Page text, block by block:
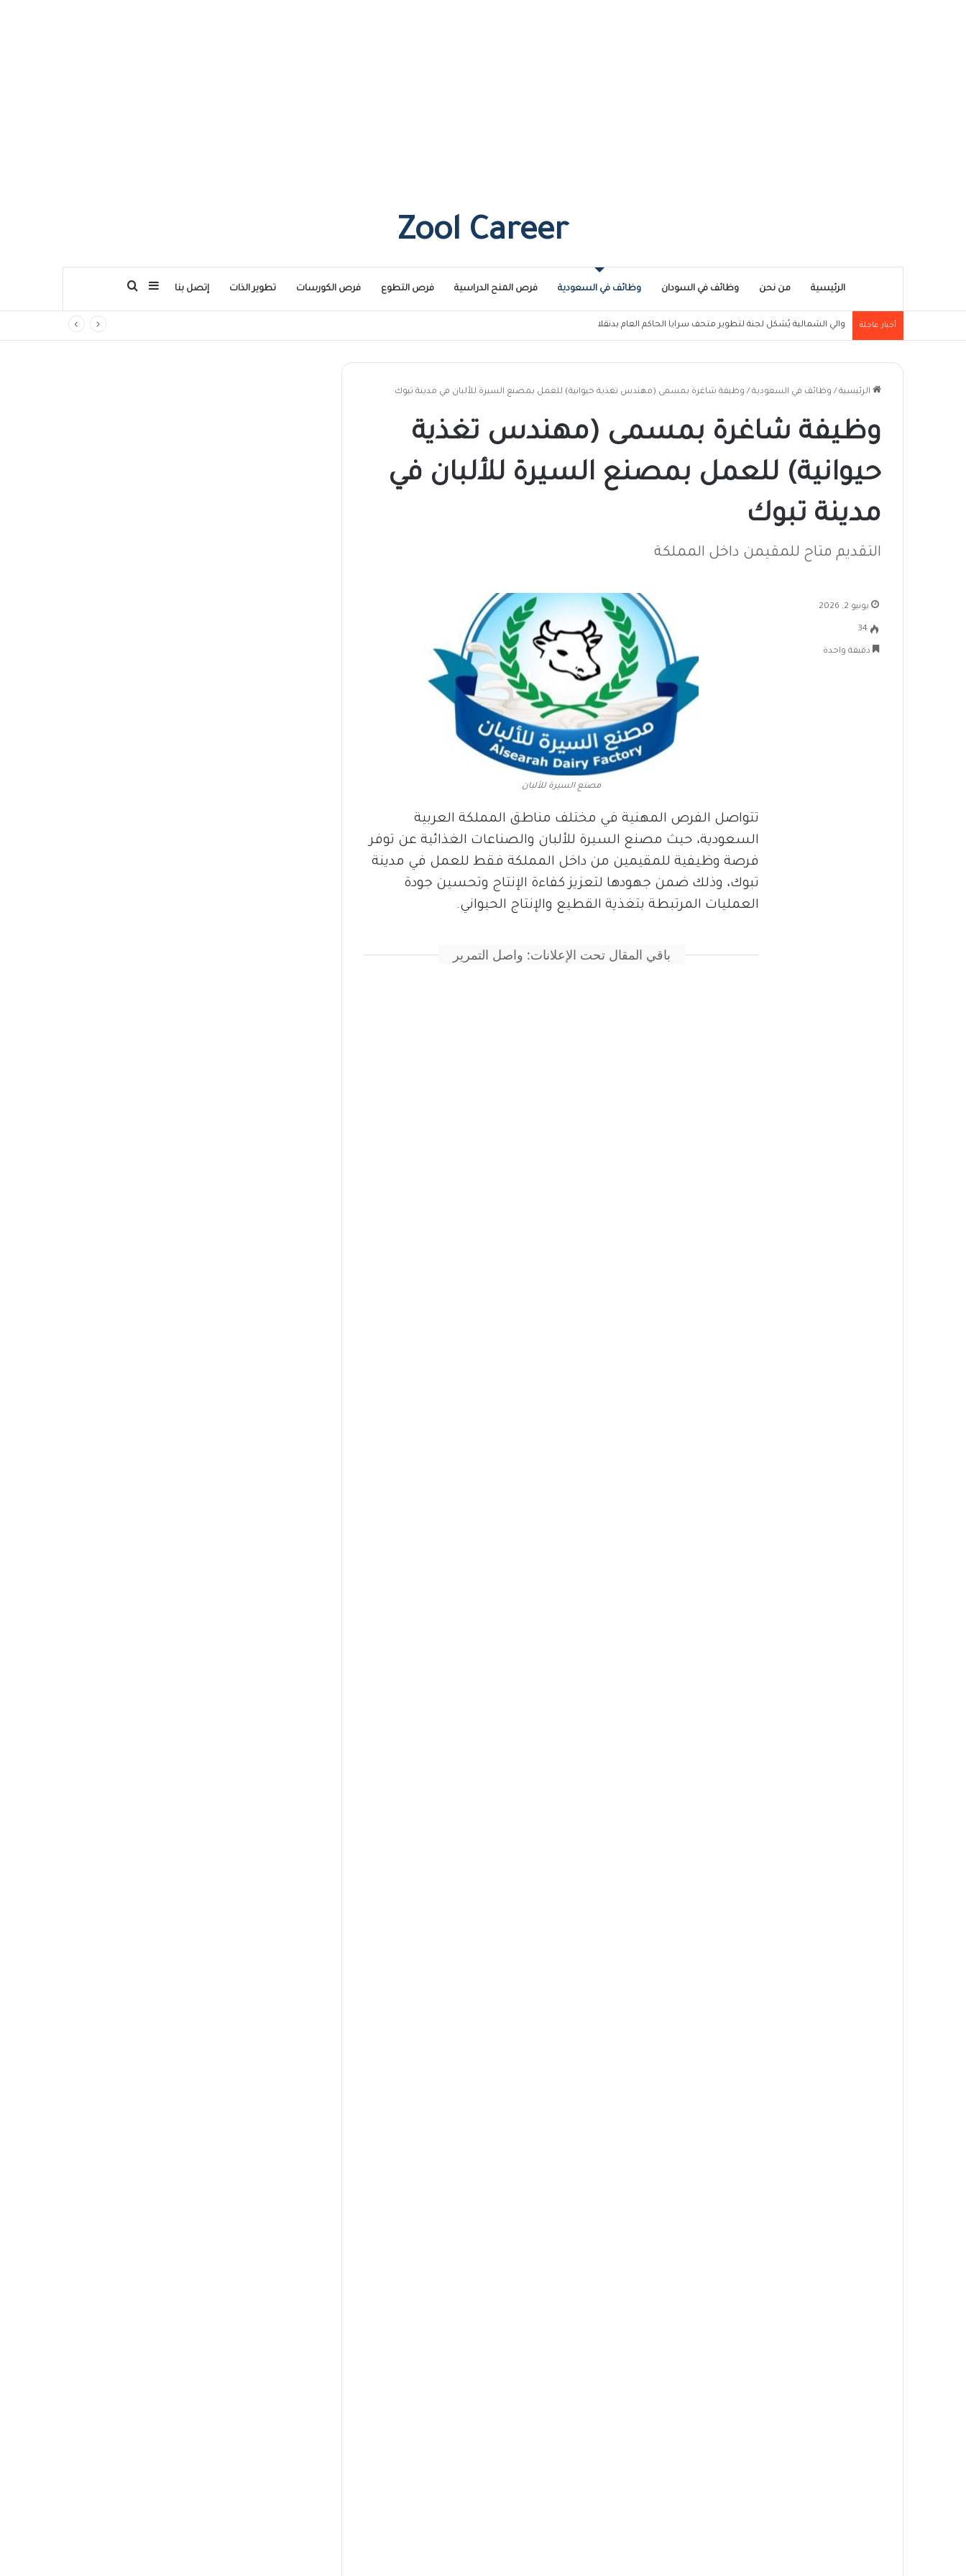
Zool Career
الرئيسية من نحن وظائف في السودان وظائف في السعودية فرص المنح الدراسية فرص التطوع فرص الكورسات تطوير الذات إتصل بنا إضافة عمود جانبي
بحث عن
أخبار عاجلة والي الشمالية يُشكل لجنة لتطوير متحف سرايا الحاكم العام بدنقلا
الرئيسية / وظائف في السعودية / وظيفة شاغرة بمسمى (مهندس تغذية حيوانية) للعمل بمصنع السيرة للألبان في مدينة تبوك
وظيفة شاغرة بمسمى (مهندس تغذية
حيوانية) للعمل بمصنع السيرة للألبان في
مدينة تبوك
التقديم متاح للمقيمن داخل المملكة
مصنع السيرة للألبان
تتواصل الفرص المهنية في مختلف مناطق المملكة العربية
السعودية، حيث مصنع السيرة للألبان والصناعات الغذائية عن توفر
فرصة وظيفية للمقيمين من داخل المملكة فقط للعمل في مدينة
تبوك، وذلك ضمن جهودها لتعزيز كفاءة الإنتاج وتحسين جودة
العمليات المرتبطة بتغذية القطيع والإنتاج الحيواني.
باقي المقال تحت الإعلانات: واصل التمرير
يونيو 2, 2026
34
دقيقة واحدة